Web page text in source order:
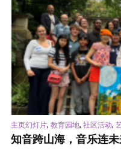
主页幻灯片, 教育园地, 社区活动,
知音跨山海，音乐连